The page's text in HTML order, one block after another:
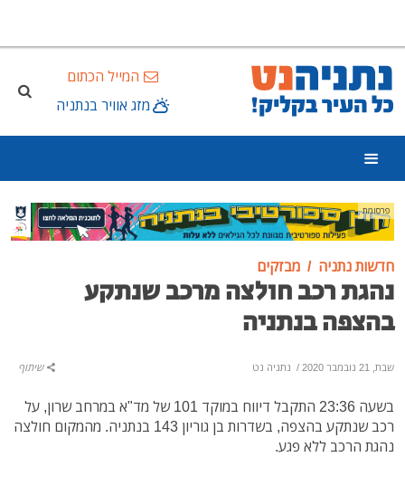
המייל הכתום
מזג אוויר בנתניה
פרסומת
חדשות נתניה מבזקים
נהגת רכב חולצה מרכב שנתקע
בהצפה בנתניה
שבת, 21 נובמבר 2020 / נתניה נט שיתוף
בשעה 23:36 התקבל דיווח במוקד 101 של מד"א במרחב שרון, על
רכב שנתקע בהצפה, בשדרות בן גוריון 143 בנתניה. מהמקום חולצה
נהגת הרכב ללא פגע.